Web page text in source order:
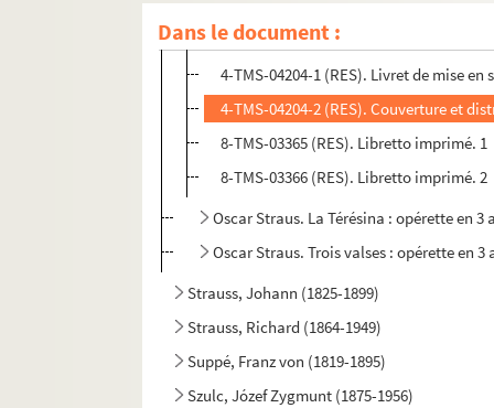
Dans le document :
4-TMS-04203 (RES). Partition chant et
4-TMS-04204-1 (RES). Livret de mise
4-TMS-04204-2 (RES). Couverture et
8-TMS-03365 (RES). Libretto imprimé. 1
8-TMS-03366 (RES). Libretto imprimé. 2
Oscar Straus. La Térésina : opérette en
Oscar Straus. Trois valses : opérette en
Strauss, Johann (1825-1899)
Strauss, Richard (1864-1949)
Suppé, Franz von (1819-1895)
Szulc, Józef Zygmunt (1875-1956)